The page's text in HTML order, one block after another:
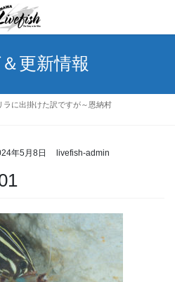
更新情報
ラに出掛けた訳ですが～恩納村
年5月8日 livefish-admin